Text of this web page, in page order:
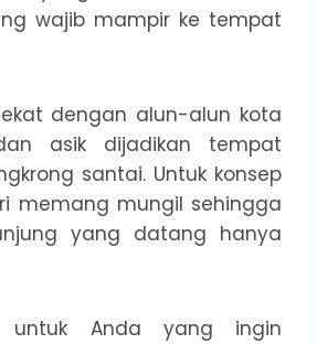
wajib mampir ke tempat
dengan alun-alun kota
asik dijadikan tempat
santai. Untuk konsep
memang mungil sehingga
yang datang hanya
untuk Anda yang ingin